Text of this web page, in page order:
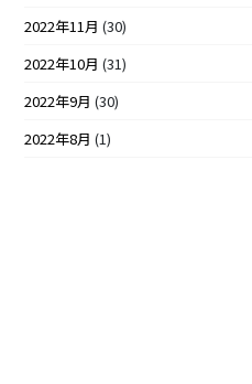
2022年11月 (30)
2022年10月 (31)
2022年9月 (30)
2022年8月 (1)